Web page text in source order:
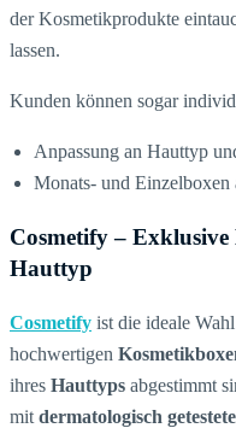
der Kosmetikprodukte
lassen.
Kunden können sogar
Anpassung an Hauttyp
Monats- und Einzelboxen
Cosmetify –
Hauttyp
Cosmetify ist die ideale
hochwertigen
ihres Hauttyps abgestimmt
mit dermatologisch